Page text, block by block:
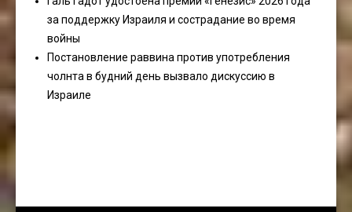
за поддержку Израиля и сострадание во время
войны
Постановление раввина против употребления
чолнта в будний день вызвало дискуссию в
Израиле